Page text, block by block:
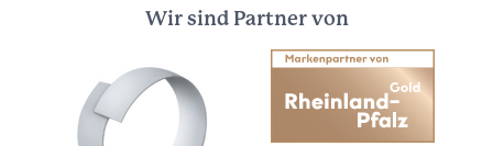
Wir sind Partner von